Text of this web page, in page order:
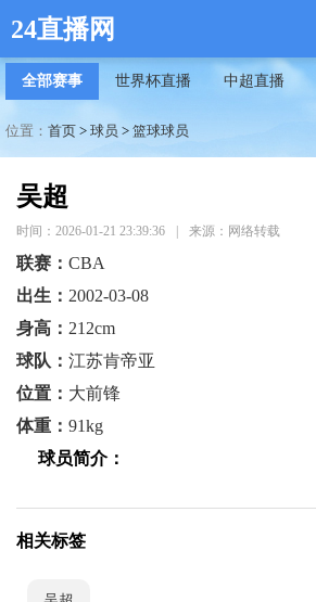
24直播网
全部赛事 世界杯直播 中超直播
位置： 首页 > 球员 > 篮球球员
吴超
时间：2026-01-21 23:39:36 来源：网络转载
联赛： CBA
出生： 2002-03-08
身高： 212cm
球队： 江苏肯帝亚
位置： 大前锋
体重： 91kg
球员简介：
相关标签